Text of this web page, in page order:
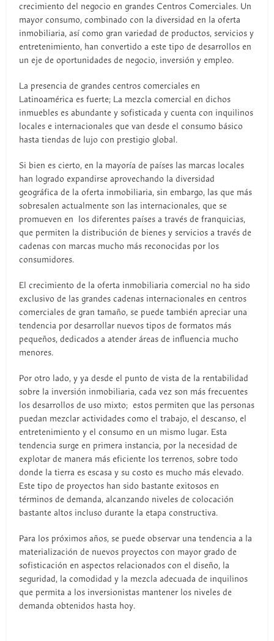
crecimiento del negocio en grandes Centros Comerciales. Un
mayor consumo, combinado con la diversidad en la oferta
inmobiliaria, así como gran variedad de productos, servicios y
entretenimiento, han convertido a este tipo de desarrollos en
un eje de oportunidades de negocio, inversión y empleo.
La presencia de grandes centros comerciales en
Latinoamérica es fuerte; La mezcla comercial en dichos
inmuebles es abundante y sofisticada y cuenta con inquilinos
locales e internacionales que van desde el consumo básico
hasta tiendas de lujo con prestigio global.
Si bien es cierto, en la mayoría de países las marcas locales
han logrado expandirse aprovechando la diversidad
geográfica de la oferta inmobiliaria, sin embargo, las que más
sobresalen actualmente son las internacionales, que se
promueven en los diferentes países a través de franquicias,
que permiten la distribución de bienes y servicios a través de
cadenas con marcas mucho más reconocidas por los
consumidores.
El crecimiento de la oferta inmobiliaria comercial no ha sido
exclusivo de las grandes cadenas internacionales en centros
comerciales de gran tamaño, se puede también apreciar una
tendencia por desarrollar nuevos tipos de formatos más
pequeños, dedicados a atender áreas de influencia mucho
menores.
Por otro lado, y ya desde el punto de vista de la rentabilidad
sobre la inversión inmobiliaria, cada vez son más frecuentes
los desarrollos de uso mixto; estos permiten que las personas
puedan mezclar actividades como el trabajo, el descanso, el
entretenimiento y el consumo en un mismo lugar. Esta
tendencia surge en primera instancia, por la necesidad de
explotar de manera más eficiente los terrenos, sobre todo
donde la tierra es escasa y su costo es mucho más elevado.
Este tipo de proyectos han sido bastante exitosos en
términos de demanda, alcanzando niveles de colocación
bastante altos incluso durante la etapa constructiva.
Para los próximos años, se puede observar una tendencia a la
materialización de nuevos proyectos con mayor grado de
sofisticación en aspectos relacionados con el diseño, la
seguridad, la comodidad y la mezcla adecuada de inquilinos
que permita a los inversionistas mantener los niveles de
demanda obtenidos hasta hoy.